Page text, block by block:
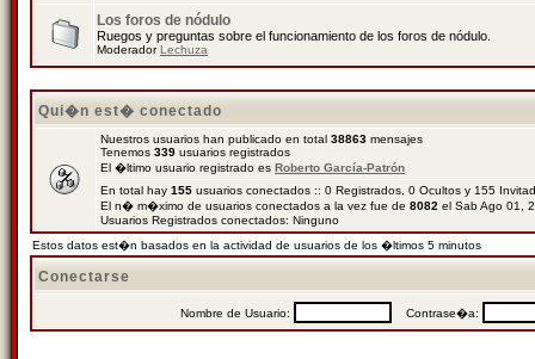
Los foros de nódulo
Ruegos y preguntas sobre el funcionamiento de los foros de nódulo.
ModeradorLechuza
Qui�n est� conectado
Nuestros usuarios han publicado en total 38863 mensajes
Tenemos 339 usuarios registrados
El �ltimo usuario registrado es Roberto García-Patrón
En total hay 155 usuarios conectados :: 0 Registrados, 0 Ocultos y 155
El n� m�ximo de usuarios conectados a la vez fue de 8082 el Sab Ago 01,
Usuarios Registrados conectados: Ninguno
Estos datos est�n basados en la actividad de usuarios de los �ltimos 5 minutos
Conectarse
Nombre de Usuario: Contrase�a: